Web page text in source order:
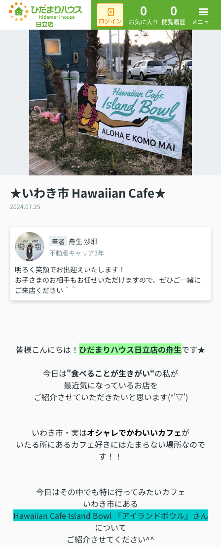
0
お気に入り
0
閲覧履歴 メニュー
★いわき市 Hawaiian Cafe★
2024.07.25
筆者 舟生 沙耶
不動産キャリア3年
明るく笑顔でお出迎えいたします！
お子さまのお相手もお任せいただけますので、ぜひご一緒に
ご来店ください＾＾
皆様こんにちは！ ひだまりハウス日立店の舟生です★
今日は"食べることが生きがい“の私が
最近気になっているお店を
ご紹介させていただきたいと思います(*'▽')
いわき市・実はオシャレでかわいいカフェが
いたる所にあるカフェ好きにはたまらない場所なので
す ！！
今日はその中でも特に行ってみたいカフェ
いわき市にある
Hawaiian Cafe Island Bowl 『アイランドボウル』さん
について
ご紹介させてください^^